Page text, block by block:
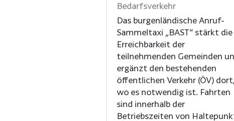
Bedarfsverkehr
Das burgenländische Anruf-
Sammeltaxi „BAST“ stärkt die
Erreichbarkeit der
teilnehmenden Gemeinden
ergänzt den bestehenden
öffentlichen Verkehr (ÖV) dort,
wo es notwendig ist. Fahrten
sind innerhalb der
Betriebszeiten von